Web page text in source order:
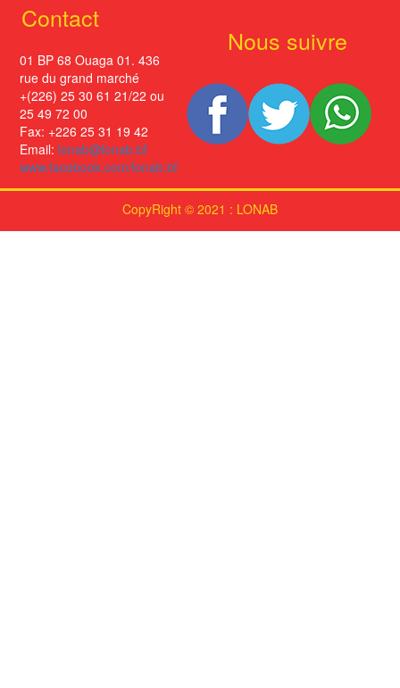
Contact
01 BP 68 Ouaga 01. 436
rue du grand marché
+(226) 25 30 61 21/22 ou
25 49 72 00
Fax: +226 25 31 19 42
Email: lonab@lonab.bf
www.facebook.com/lonab.bf
Nous suivre
CopyRight © 2021 : LONAB